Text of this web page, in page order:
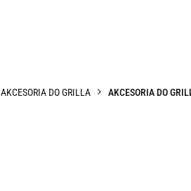
AKCESORIA DO GRILLA AKCESORIA DO